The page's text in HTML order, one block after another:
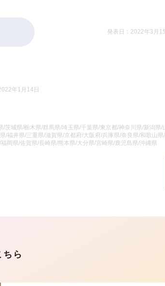
発表日：2022年3月
年1月14日
城県/栃木県/群馬県/埼玉県/千葉県/東京都/神奈川県/新潟県/
福井県/三重県/滋賀県/京都府/大阪府/兵庫県/奈良県/和歌山県
岡県/佐賀県/長崎県/熊本県/大分県/宮崎県/鹿児島県/沖縄県
ら